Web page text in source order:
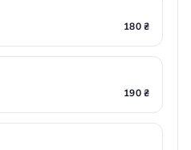
180 ₴
190 ₴